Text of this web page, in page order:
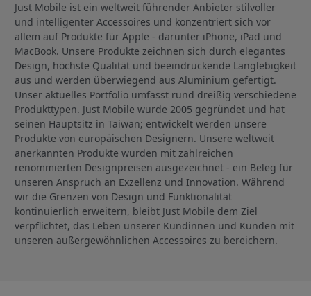
Just Mobile ist ein weltweit führender Anbieter stilvoller
und intelligenter Accessoires und konzentriert sich vor
allem auf Produkte für Apple - darunter iPhone, iPad und
MacBook. Unsere Produkte zeichnen sich durch elegantes
Design, höchste Qualität und beeindruckende Langlebigkeit
aus und werden überwiegend aus Aluminium gefertigt.
Unser aktuelles Portfolio umfasst rund dreißig verschiedene
Produkttypen. Just Mobile wurde 2005 gegründet und hat
seinen Hauptsitz in Taiwan; entwickelt werden unsere
Produkte von europäischen Designern. Unsere weltweit
anerkannten Produkte wurden mit zahlreichen
renommierten Designpreisen ausgezeichnet - ein Beleg für
unseren Anspruch an Exzellenz und Innovation. Während
wir die Grenzen von Design und Funktionalität
kontinuierlich erweitern, bleibt Just Mobile dem Ziel
verpflichtet, das Leben unserer Kundinnen und Kunden mit
unseren außergewöhnlichen Accessoires zu bereichern.